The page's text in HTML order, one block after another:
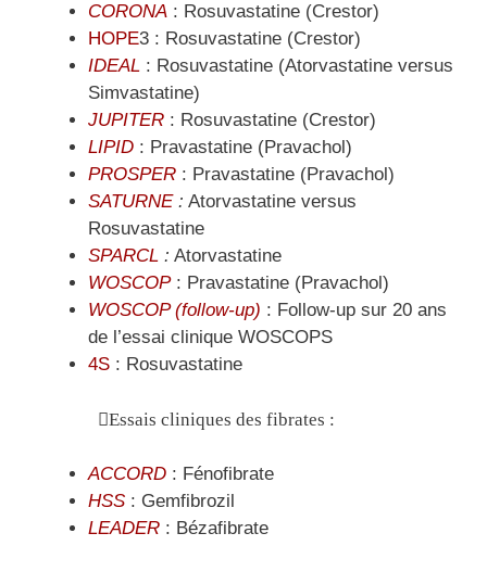
CORONA : Rosuvastatine (Crestor)
HOPE3 : Rosuvastatine (Crestor)
IDEAL : Rosuvastatine (Atorvastatine versus
Simvastatine)
JUPITER : Rosuvastatine (Crestor)
LIPID : Pravastatine (Pravachol)
PROSPER : Pravastatine (Pravachol)
SATURNE: Atorvastatine versus
Rosuvastatine
SPARCL : Atorvastatine
WOSCOP: Pravastatine (Pravachol)
WOSCOP (follow-up) : Follow-up sur 20 ans
de l’essai clinique WOSCOPS
4S : Rosuvastatine
Essais cliniques des fibrates :
ACCORD : Fénofibrate
HSS : Gemfibrozil
LEADER : Bézafibrate